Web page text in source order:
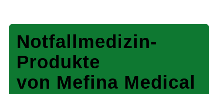
Notfallmedizin-
Produkte
von Mefina Medical